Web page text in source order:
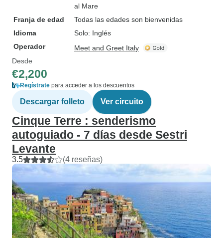
al Mare
Franja de edad
Todas las edades son bienvenidas
Idioma
Solo: Inglés
Operador
Meet and Greet Italy
Desde
€2,200
Regístrate para acceder a los descuentos
Descargar folleto Ver circuito
Cinque Terre : senderismo
autoguiado - 7 días desde Sestri
Levante
3.5 (4 reseñas)